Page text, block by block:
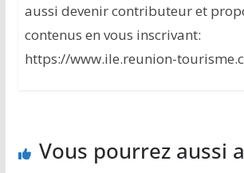
aussi devenir contributeur et
contenus en vous inscrivant:
https://www.ile.reunion-
Vous pourrez aussi